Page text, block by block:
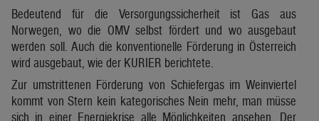
Bedeutend für die Versorgungssicherheit ist Gas aus
Norwegen, wo die OMV selbst fördert und wo ausgebaut
werden soll. Auch die konventionelle Förderung in Österreich
wird ausgebaut, wie der KURIER berichtete.
Zur umstrittenen Förderung von Schiefergas im Weinviertel
kommt von Stern kein kategorisches Nein mehr, man müsse
sich in einer Energiekrise alle Möglichkeiten ansehen. Der